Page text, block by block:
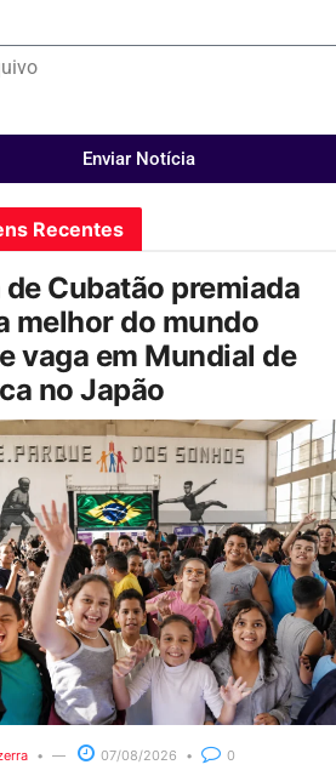
Enviar Notícia
Recentes
de Cubatão premiada
melhor do mundo
vaga em Mundial de
no Japão
07/08/2026 0